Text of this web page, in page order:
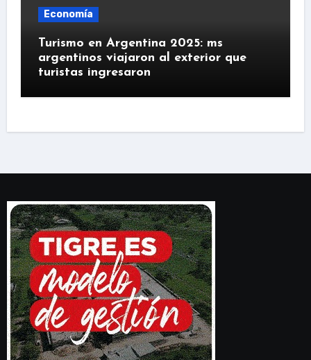
Economía
Turismo en Argentina 2025: ms
argentinos viajaron al exterior que
turistas ingresaron